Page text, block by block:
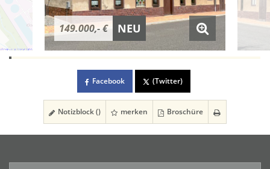
149.000,- € NEU
Facebook (Twitter)
Notizblock () merken Broschüre